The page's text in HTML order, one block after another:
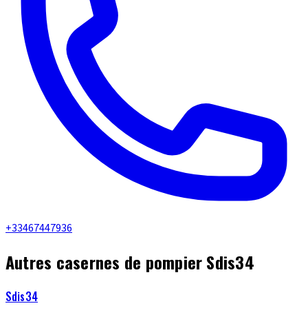
+33467447936
Autres casernes de pompier Sdis34
Sdis34